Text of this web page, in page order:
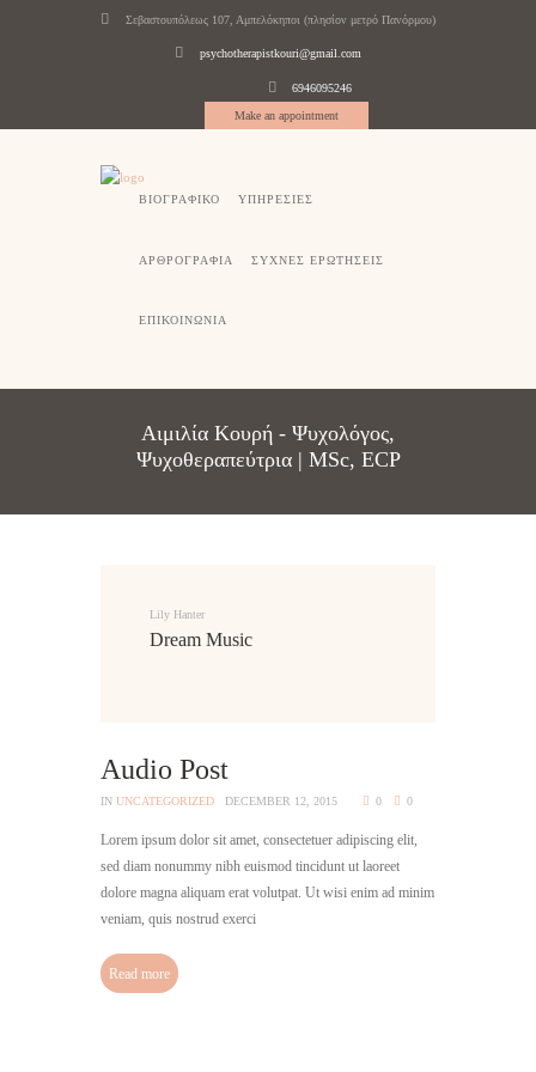
Σεβαστουπόλεως 107, Αμπελόκηποι (πλησίον μετρό Πανόρμου)
psychotherapistkouri@gmail.com
6946095246
Make an appointment
ΒΙΟΓΡΑΦΙΚΟ ΥΠΗΡΕΣΙΕΣ
ΑΡΘΡΟΓΡΑΦΙΑ ΣΥΧΝΕΣ ΕΡΩΤΗΣΕΙΣ
ΕΠΙΚΟΙΝΩΝΙΑ
Αιμιλία Κουρή - Ψυχολόγος,
Ψυχοθεραπεύτρια | MSc, ECP
Lily Hanter
Dream Music
Audio Post
IN UNCATEGORIZED DECEMBER 12, 2015 0 0
Lorem ipsum dolor sit amet, consectetuer adipiscing elit,
sed diam nonummy nibh euismod tincidunt ut laoreet
dolore magna aliquam erat volutpat. Ut wisi enim ad minim
veniam, quis nostrud exerci
Read more